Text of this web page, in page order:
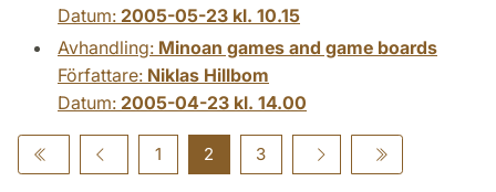
Datum: 2005-05-23 kl. 10.15
Avhandling: Minoan games and game boards
Författare: Niklas Hillbom
Datum: 2005-04-23 kl. 14.00
1 2 3